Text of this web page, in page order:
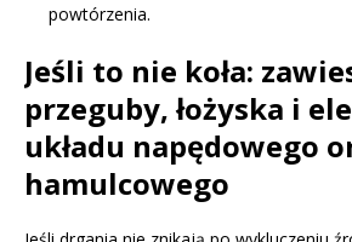
powtórzenia.
Jeśli to nie koła:
przeguby, łożyska i
układu napędowego
hamulcowego